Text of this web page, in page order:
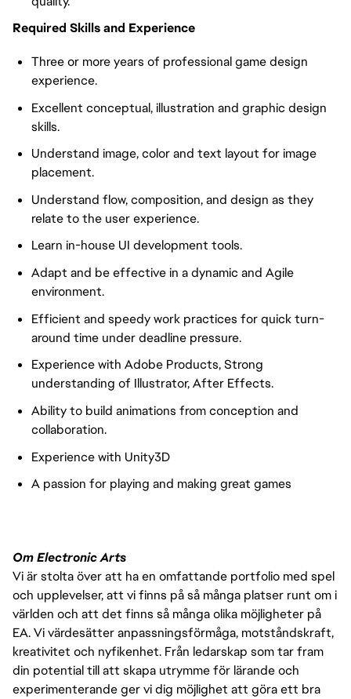
Required Skills and Experience
Three or more years of professional game design
experience.
Excellent conceptual, illustration and graphic design
skills.
Understand image, color and text layout for image
placement.
Understand flow, composition, and design as they
relate to the user experience.
Learn in-house UI development tools.
Adapt and be effective in a dynamic and Agile
environment.
Efficient and speedy work practices for quick turn-
around time under deadline pressure.
Experience with Adobe Products, Strong
understanding of Illustrator, After Effects.
Ability to build animations from conception and
collaboration.
Experience with Unity3D
A passion for playing and making great games
Om Electronic Arts
Vi är stolta över att ha en omfattande portfolio med spel
och upplevelser, att vi finns på så många platser runt om i
världen och att det finns så många olika möjligheter på
EA. Vi värdesätter anpassningsförmåga, motståndskraft,
kreativitet och nyfikenhet. Från ledarskap som tar fram
din potential till att skapa utrymme för lärande och
experimenterande ger vi dig möjlighet att göra ett bra